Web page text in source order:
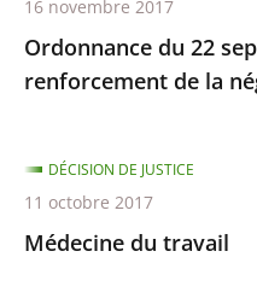
Ordonnance du 22
renforcement de la
16 novembre 2017
Médecine du travail
DÉCISION DE JUSTICE
11 octobre 2017